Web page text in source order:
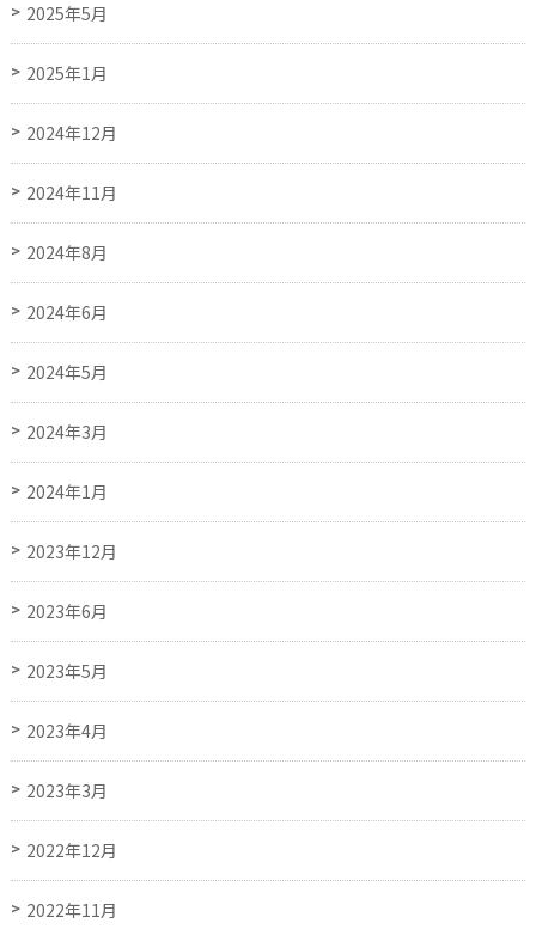
2025年5月
2025年1月
2024年12月
2024年11月
2024年8月
2024年6月
2024年5月
2024年3月
2024年1月
2023年12月
2023年6月
2023年5月
2023年4月
2023年3月
2022年12月
2022年11月